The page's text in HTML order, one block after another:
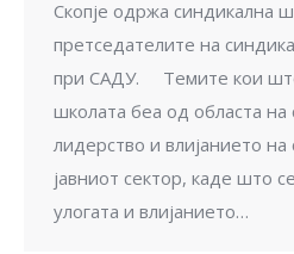
Скопје одржа синдикална
претседателите на
при САДУ. Темите кои
школата беа од областа на
лидерство и влијанието
јавниот сектор, каде што
улогата и влијанието…